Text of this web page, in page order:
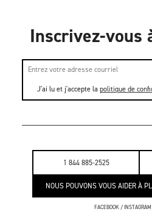
1 844 885-2525
NOUS POUVONS VOUS AIDER À
FACEBOOK/INSTAGRAM
Inscrivez-vous
J'ai lu et j'accepte la politique de